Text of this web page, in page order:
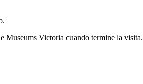
Museums Victoria cuando termine la visita.